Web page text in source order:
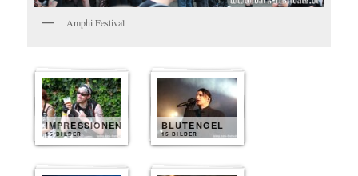
Amphi Festival
IMPRESSIONEN
15 BILDER
BLUTENGEL
15 BILDER